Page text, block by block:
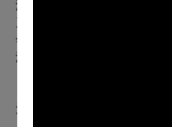
演員、表演指導、編導、跨界
系、台藝大戲劇系講師，現為
年舞台劇作品40餘部，其他
演唱會等。
注意事項 |